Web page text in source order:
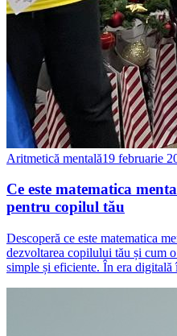
Aritmetică mentală19 februarie
Ce este matematica
pentru copilul tău
Descoperă ce este matematica
dezvoltarea copilului tău și cum
simple și eficiente. În era